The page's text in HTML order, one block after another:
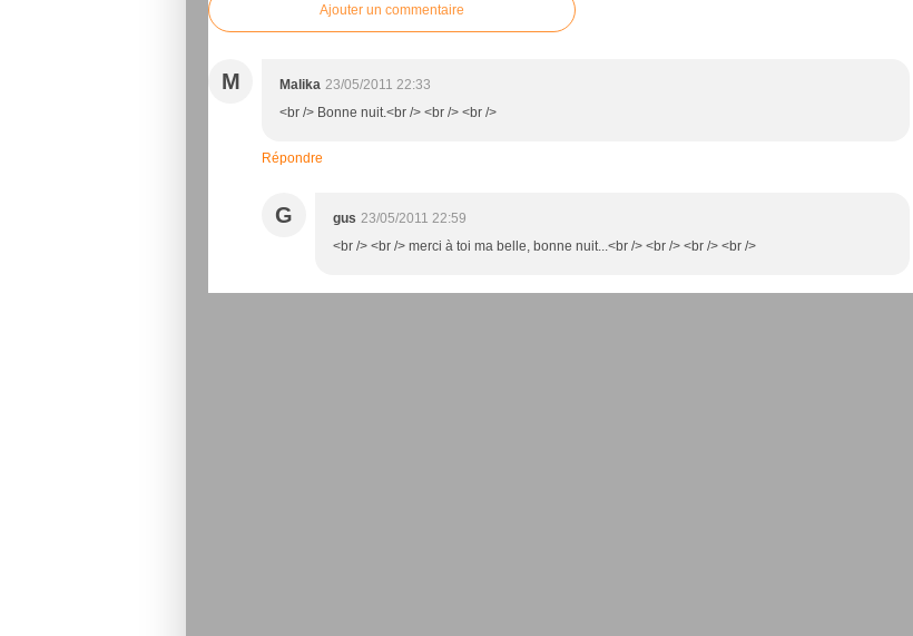
Ajouter un commentaire
M Malika 23/05/2011 22:33
<br /> Bonne nuit.<br /> <br /> <br />
Répondre
G gus 23/05/2011 22:59
<br /> <br /> merci à toi ma belle, bonne nuit...<br /> <br /> <br /> <br />